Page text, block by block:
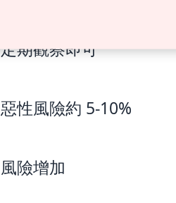
定期觀察即可
惡性風險約 5-10%
風險增加